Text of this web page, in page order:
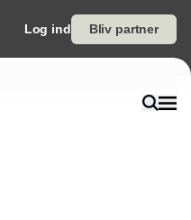
Log ind Bliv partner